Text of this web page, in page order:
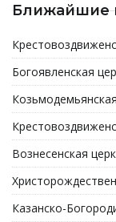
Ближайшие
Богоявленская
Вознесенская
Казанско-